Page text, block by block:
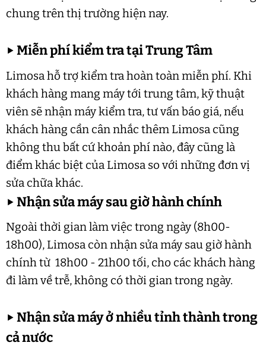
chung trên thị trường hiện nay.
▶Miễn phí kiểm tra tại Trung Tâm
Limosa hỗ trợ kiểm tra hoàn toàn miễn phí. Khi
khách hàng mang máy tới trung tâm, kỹ thuật
viên sẽ nhận máy kiểm tra, tư vấn báo giá, nếu
khách hàng cần cân nhắc thêm Limosa cũng
không thu bất cứ khoản phí nào, đây cũng là
điểm khác biệt của Limosa so với những đơn vị
sửa chữa khác.
▶Nhận sửa máy sau giờ hành chính
Ngoài thời gian làm việc trong ngày (8h00-
18h00), Limosa còn nhận sửa máy sau giờ hành
chính từ 18h00 - 21h00 tối, cho các khách hàng
đi làm về trễ, không có thời gian trong ngày.
▶Nhận sửa máy ở nhiều tỉnh thành trong
cả nước